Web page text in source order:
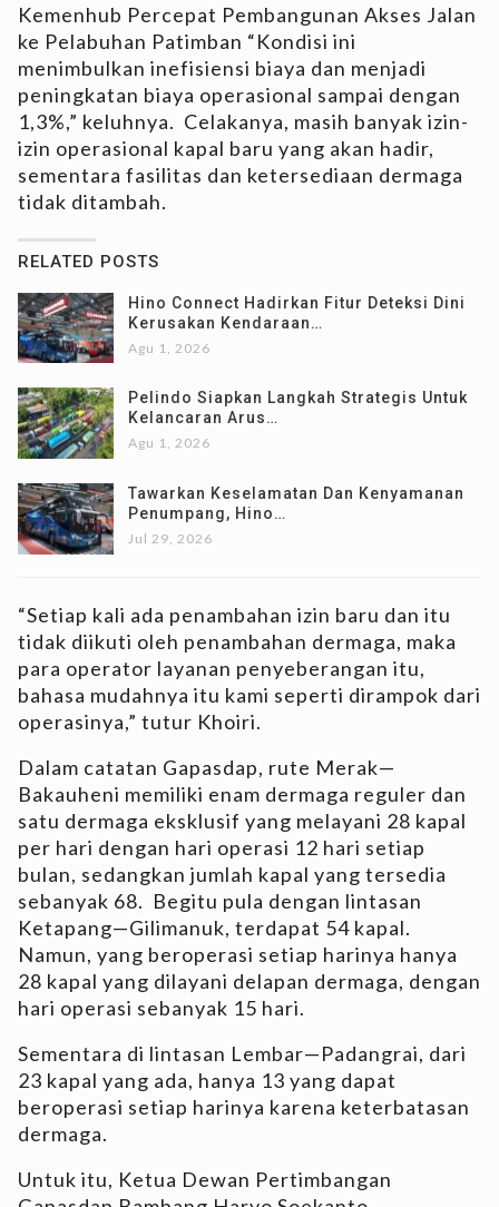
Kemenhub Percepat Pembangunan Akses Jalan
ke Pelabuhan Patimban “Kondisi ini
menimbulkan inefisiensi biaya dan menjadi
peningkatan biaya operasional sampai dengan
1,3%,” keluhnya. Celakanya, masih banyak izin-
izin operasional kapal baru yang akan hadir,
sementara fasilitas dan ketersediaan dermaga
tidak ditambah.
RELATED POSTS
Hino Connect Hadirkan Fitur Deteksi Dini
Kerusakan Kendaraan…
Agu 1, 2026
Pelindo Siapkan Langkah Strategis Untuk
Kelancaran Arus…
Agu 1, 2026
Tawarkan Keselamatan Dan Kenyamanan
Penumpang, Hino…
Jul 29, 2026
“Setiap kali ada penambahan izin baru dan itu
tidak diikuti oleh penambahan dermaga, maka
para operator layanan penyeberangan itu,
bahasa mudahnya itu kami seperti dirampok dari
operasinya,” tutur Khoiri.
Dalam catatan Gapasdap, rute Merak—
Bakauheni memiliki enam dermaga reguler dan
satu dermaga eksklusif yang melayani 28 kapal
per hari dengan hari operasi 12 hari setiap
bulan, sedangkan jumlah kapal yang tersedia
sebanyak 68. Begitu pula dengan lintasan
Ketapang—Gilimanuk, terdapat 54 kapal.
Namun, yang beroperasi setiap harinya hanya
28 kapal yang dilayani delapan dermaga, dengan
hari operasi sebanyak 15 hari.
Sementara di lintasan Lembar—Padangrai, dari
23 kapal yang ada, hanya 13 yang dapat
beroperasi setiap harinya karena keterbatasan
dermaga.
Untuk itu, Ketua Dewan Pertimbangan